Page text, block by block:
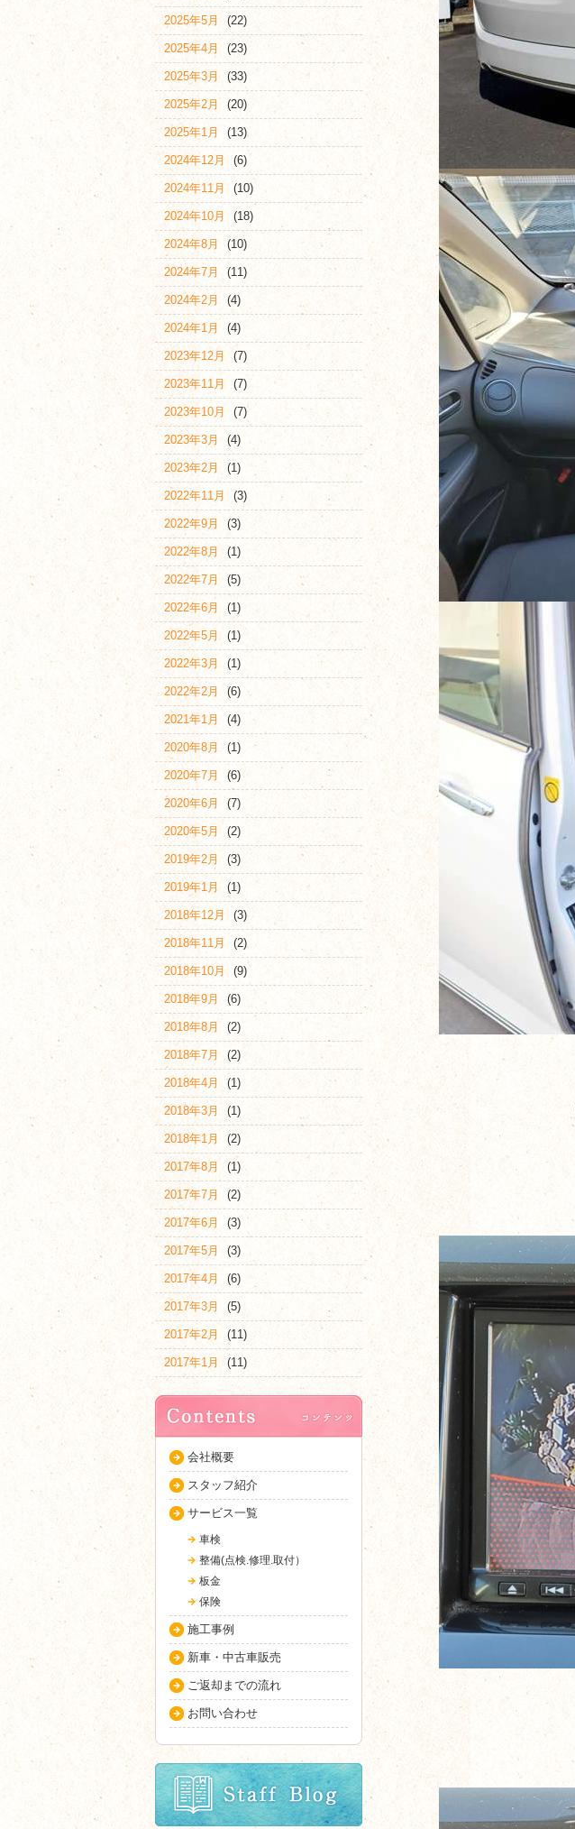
2025年5月 (22)
2025年4月 (23)
2025年3月 (33)
2025年2月 (20)
2025年1月 (13)
2024年12月 (6)
2024年11月 (10)
2024年10月 (18)
2024年8月 (10)
2024年7月 (11)
2024年2月 (4)
2024年1月 (4)
2023年12月 (7)
2023年11月 (7)
2023年10月 (7)
2023年3月 (4)
2023年2月 (1)
2022年11月 (3)
2022年9月 (3)
2022年8月 (1)
2022年7月 (5)
2022年6月 (1)
2022年5月 (1)
2022年3月 (1)
2022年2月 (6)
2021年1月 (4)
2020年8月 (1)
2020年7月 (6)
2020年6月 (7)
2020年5月 (2)
2019年2月 (3)
2019年1月 (1)
2018年12月 (3)
2018年11月 (2)
2018年10月 (9)
2018年9月 (6)
2018年8月 (2)
2018年7月 (2)
2018年4月 (1)
2018年3月 (1)
2018年1月 (2)
2017年8月 (1)
2017年7月 (2)
2017年6月 (3)
2017年5月 (3)
2017年4月 (6)
2017年3月 (5)
2017年2月 (11)
2017年1月 (11)
会社概要
スタッフ紹介
サービス一覧
車検
整備(点検.修理.取付）
板金
保険
施工事例
新車・中古車販売
ご返却までの流れ
お問い合わせ